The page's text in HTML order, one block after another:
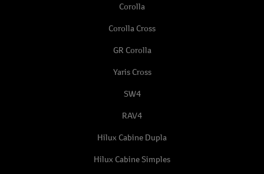
Corolla
Corolla Cross
GR Corolla
Yaris Cross
SW4
RAV4
Hilux Cabine Dupla
Hilux Cabine Simples